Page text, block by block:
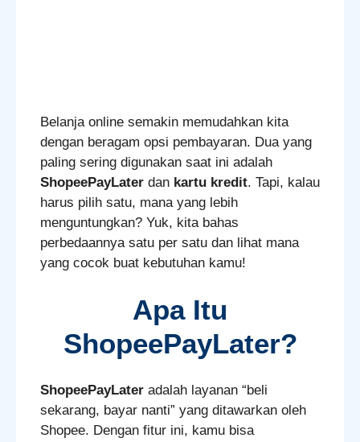
Belanja online semakin memudahkan kita
dengan beragam opsi pembayaran. Dua yang
paling sering digunakan saat ini adalah
ShopeePayLater dan kartu kredit. Tapi, kalau
harus pilih satu, mana yang lebih
menguntungkan? Yuk, kita bahas
perbedaannya satu per satu dan lihat mana
yang cocok buat kebutuhan kamu!
Apa Itu
ShopeePayLater?
ShopeePayLater adalah layanan “beli
sekarang, bayar nanti” yang ditawarkan oleh
Shopee. Dengan fitur ini, kamu bisa